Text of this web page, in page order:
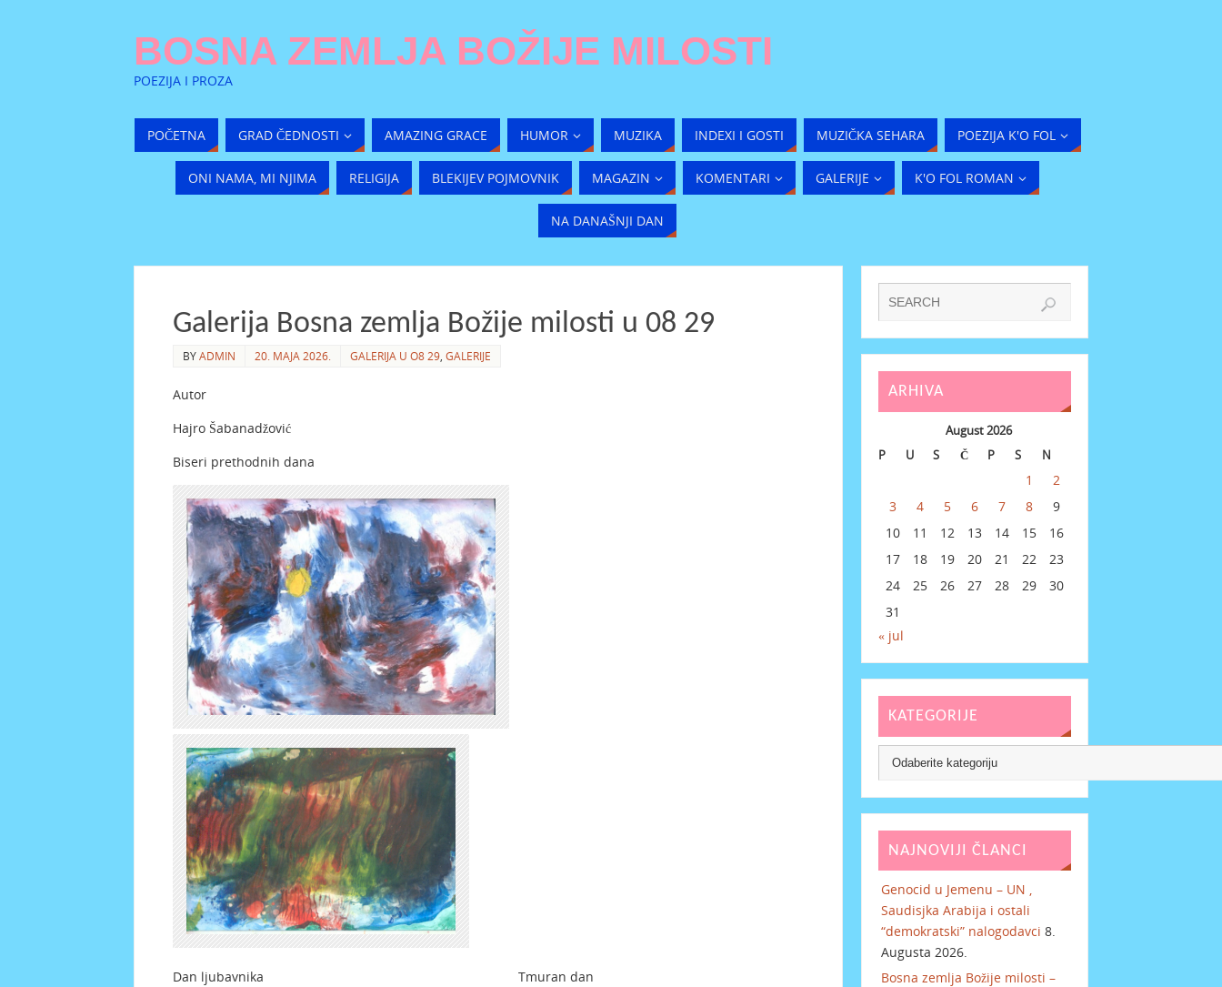
BOSNA ZEMLJA BOŽIJE MILOSTI
POEZIJA I PROZA
POČETNA GRAD ČEDNOSTI AMAZING GRACE HUMOR MUZIKA INDEXI I GOSTI MUZIČKA SEHARA POEZIJA K'O FOL
ONI NAMA, MI NJIMA RELIGIJA BLEKIJEV POJMOVNIK MAGAZIN KOMENTARI GALERIJE K'O FOL ROMAN
NA DANAŠNJI DAN
Galerija Bosna zemlja Božije milosti u 08 29
BYADMIN 20. MAJA 2026. GALERIJA U O8 29 GALERIJE
Autor
Hajro Šabanadžović
Biseri prethodnih dana
Dan ljubavnika Tmuran dan
ARHIVA
August 2026
P
U S Č P S N
1
2
3
4 5 6 7 8
9
10
11 12 13 14 15
16
17
18 19 20 21 22
23
24
25 26 27 28 29
30
31
« jul
KATEGORIJE
NAJNOVIJI ČLANCI
Genocid u Jemenu – UN ,
Saudisjka Arabija i ostali
“demokratski” nalogodavci 8.
Augusta 2026.
Bosna zemlja Božije milosti –